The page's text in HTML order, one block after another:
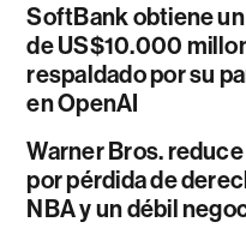
SoftBank obtiene
de US$10.000
respaldado por su
en OpenAI
Warner Bros.
por pérdida de
NBA y un débil